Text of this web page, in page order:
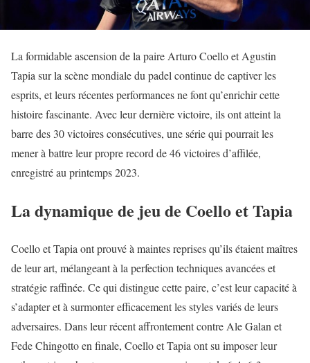
La formidable ascension de la paire Arturo Coello et Agustin
Tapia sur la scène mondiale du padel continue de captiver les
esprits, et leurs récentes performances ne font qu’enrichir cette
histoire fascinante. Avec leur dernière victoire, ils ont atteint la
barre des 30 victoires consécutives, une série qui pourrait les
mener à battre leur propre record de 46 victoires d’affilée,
enregistré au printemps 2023.
La dynamique de jeu de Coello et Tapia
Coello et Tapia ont prouvé à maintes reprises qu’ils étaient maîtres
de leur art, mélangeant à la perfection techniques avancées et
stratégie raffinée. Ce qui distingue cette paire, c’est leur capacité à
s’adapter et à surmonter efficacement les styles variés de leurs
adversaires. Dans leur récent affrontement contre Ale Galan et
Fede Chingotto en finale, Coello et Tapia ont su imposer leur